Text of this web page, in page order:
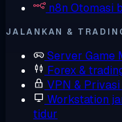
n8n Otomasi
JALANKAN &
Server Game
Forex &
VPN & Privasi
Workstation
tidur